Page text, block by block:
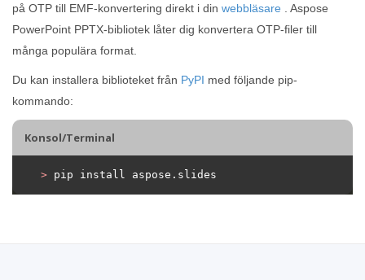
på OTP till EMF-konvertering direkt i din webbläsare . Aspose
PowerPoint PPTX-bibliotek låter dig konvertera OTP-filer till
många populära format.
Du kan installera biblioteket från PyPI med följande pip-
kommando:
Konsol/Terminal
> pip install aspose.slides